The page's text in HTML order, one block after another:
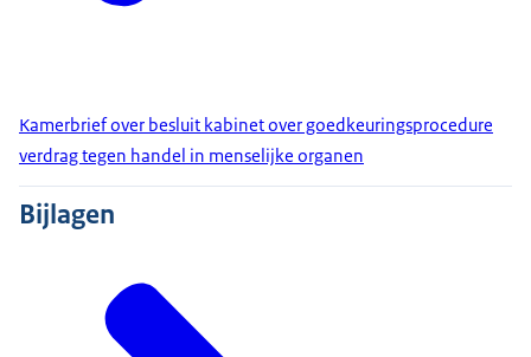
Kamerbrief over besluit kabinet over goedkeuringsprocedure
verdrag tegen handel in menselijke organen
Bijlagen